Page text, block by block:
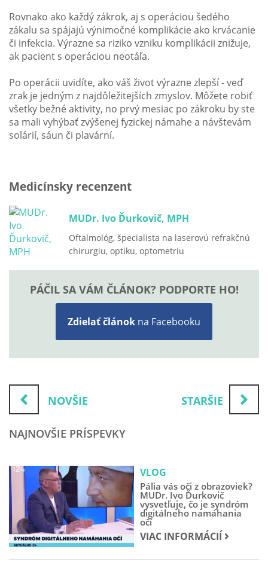
Rovnako ako každý zákrok, aj s operáciou šedého
zákalu sa spájajú výnimočné komplikácie ako krvácanie
či infekcia. Výrazne sa riziko vzniku komplikácii znižuje,
ak pacient s operáciou neotáľa.
Po operácii uvidíte, ako váš život výrazne zlepší - veď
zrak je jedným z najdôležitejších zmyslov. Môžete robiť
všetky bežné aktivity, no prvý mesiac po zákroku by ste
sa mali vyhýbať zvýšenej fyzickej námahe a návštevám
solárií, sáun či plavární.
Medicínsky recenzent
MUDr. Ivo Ďurkovič, MPH
Oftalmológ, špecialista na laserovú refrakčnú
chirurgiu, optiku, optometriu
PÁČIL SA VÁM ČLÁNOK? PODPORTE HO!
Zdielať článok na Facebooku
NOVŠIE STARŠIE
NAJNOVŠIE PRÍSPEVKY
VLOG
Pália vás oči z obrazoviek?
MUDr. Ivo Ďurkovič
vysvetľuje, čo je syndróm
digitálneho namáhania
očí
VIAC INFORMÁCIÍ